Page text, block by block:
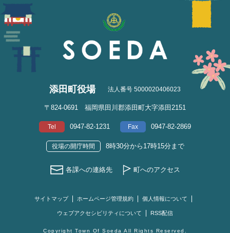
添田町役場 法人番号 5000020406023
〒824-0691 福岡県田川郡添田町大字添田2151
Tel 0947-82-1231 Fax 0947-82-2869
役場の開庁時間 8時30分から17時15分まで
各課への連絡先 町へのアクセス
サイトマップ ホームページ管理規約 個人情報について
ウェブアクセシビリティについて RSS配信
Copyright Town Of Soeda All Rights Reserved.